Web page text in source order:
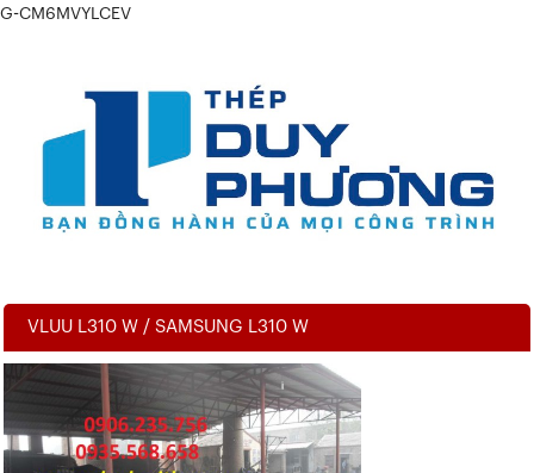
G-CM6MVYLCEV
VLUU L310 W / SAMSUNG L310 W